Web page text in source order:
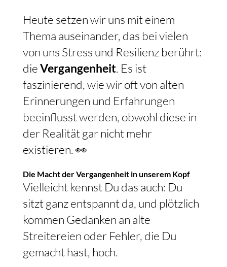
Heute setzen wir uns mit einem
Thema auseinander, das bei vielen
von uns Stress und Resilienz berührt:
dieVergangenheit. Es ist
faszinierend, wie wir oft von alten
Erinnerungen und Erfahrungen
beeinflusst werden, obwohl diese in
der Realität gar nicht mehr
existieren. 👀
Die Macht der Vergangenheit in unserem Kopf
Vielleicht kennst Du das auch: Du
sitzt ganz entspannt da, und plötzlich
kommen Gedanken an alte
Streitereien oder Fehler, die Du
gemacht hast, hoch.